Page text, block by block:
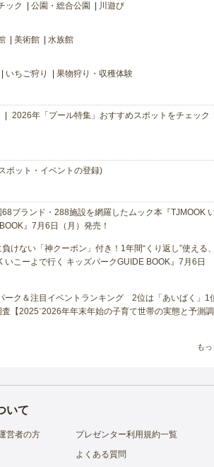
ック 公園・総合公園 川遊び
美術館 水族館
いちご狩り 果物狩り・収穫体験
2026年「プール特集」おすすめスポットをチェック
ポット・イベントの登録)
68ブランド・288施設を網羅したムック本『TJMOOK
』7月6日（月）発売！
けない「神クーポン」付き！1年間“くり返し”使える
こーよで行く キッズパークGUIDE BOOK』7月6日
ーク＆注目イベントランキング 2位は「あいぱく」1
【2025⁻2026年年末年始の子育て世帯の実態と予測
も
いて
営者の方
プレゼンター利用規約一覧
よくある質問